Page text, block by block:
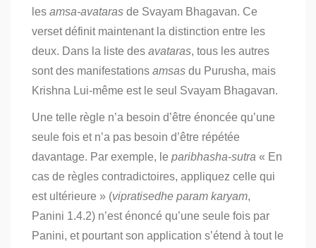
les amsa-avataras de Svayam Bhagavan. Ce
verset définit maintenant la distinction entre les
deux. Dans la liste des avataras, tous les autres
sont des manifestations amsas du Purusha, mais
Krishna Lui-même est le seul Svayam Bhagavan.
Une telle règle n’a besoin d’être énoncée qu’une
seule fois et n’a pas besoin d’être répétée
davantage. Par exemple, le paribhasha-sutra « En
cas de règles contradictoires, appliquez celle qui
est ultérieure » (vipratisedhe param karyam,
Panini 1.4.2) n’est énoncé qu’une seule fois par
Panini, et pourtant son application s’étend à tout le